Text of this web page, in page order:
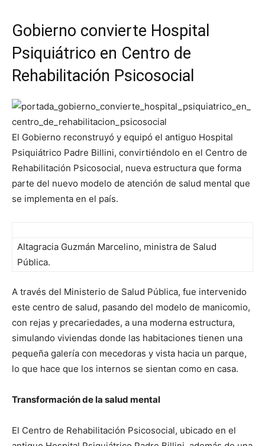
Gobierno convierte Hospital
Psiquiátrico en Centro de
Rehabilitación Psicosocial
El Gobierno reconstruyó y equipó el antiguo Hospital
Psiquiátrico Padre Billini, convirtiéndolo en el Centro de
Rehabilitación Psicosocial, nueva estructura que forma
parte del nuevo modelo de atención de salud mental que
se implementa en el país.
Altagracia Guzmán Marcelino, ministra de Salud
Pública.
A través del Ministerio de Salud Pública, fue intervenido
este centro de salud, pasando del modelo de manicomio,
con rejas y precariedades, a una moderna estructura,
simulando viviendas donde las habitaciones tienen una
pequeña galería con mecedoras y vista hacia un parque,
lo que hace que los internos se sientan como en casa.
Transformación de la salud mental
El Centro de Rehabilitación Psicosocial, ubicado en el